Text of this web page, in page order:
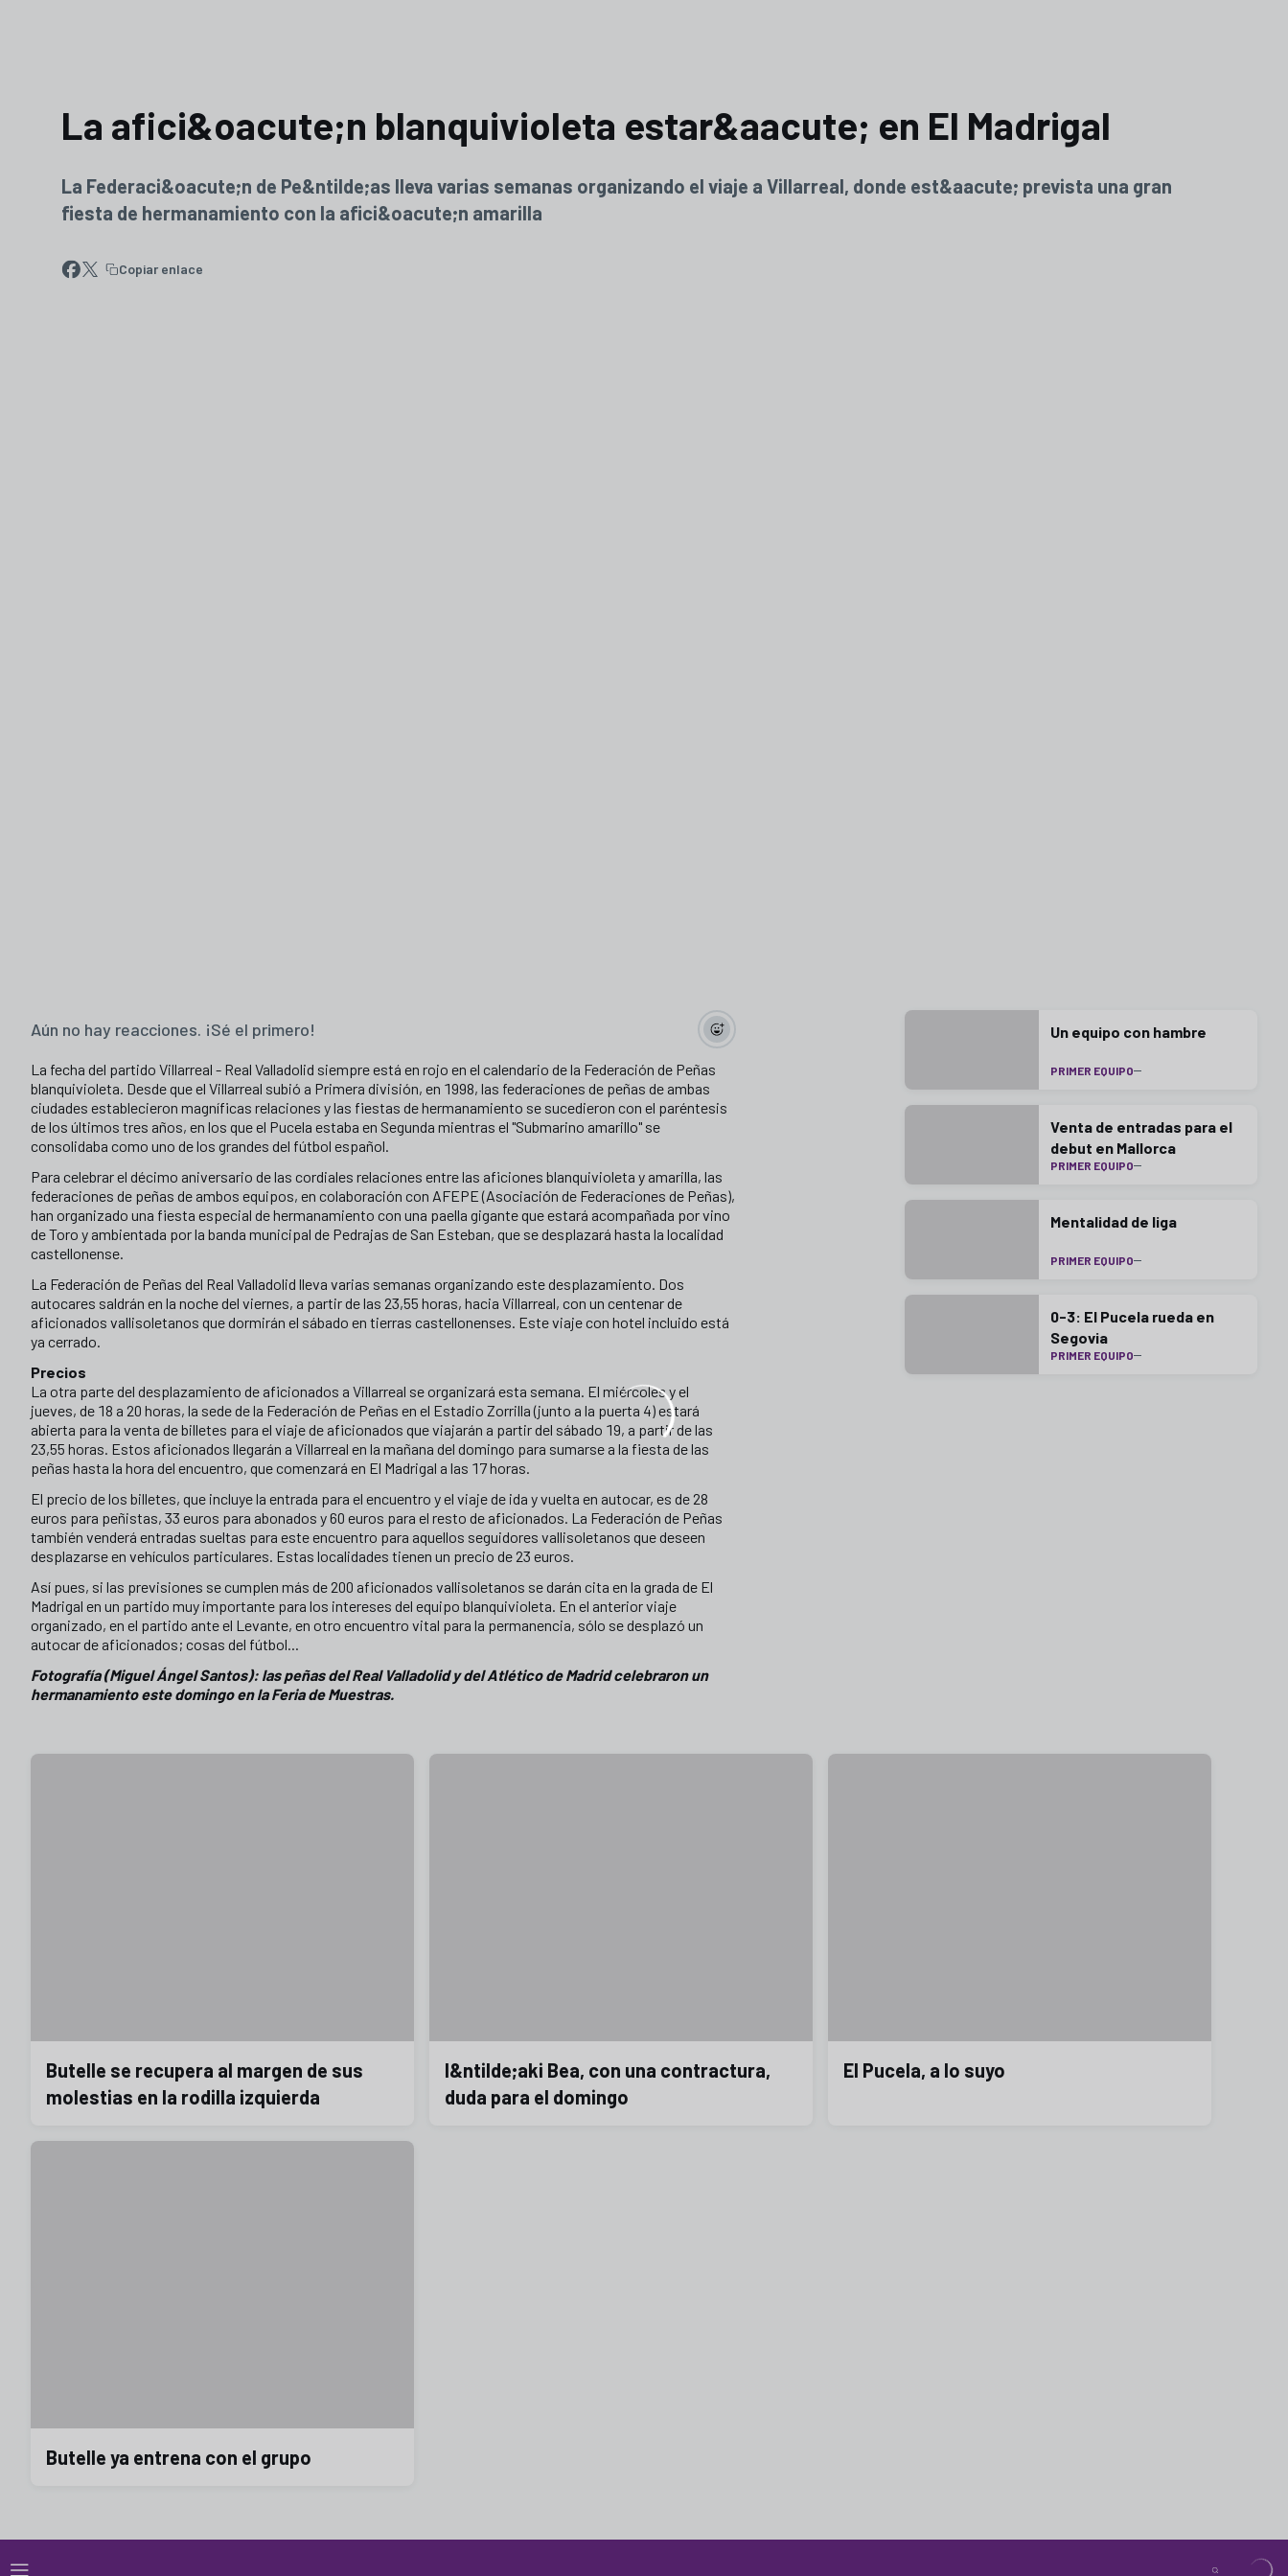
La afici&oacute;n blanquivioleta estar&aacute; en El Madrigal
La Federaci&oacute;n de Pe&ntilde;as lleva varias semanas organizando el viaje a Villarreal, donde est&aacute; prevista una gran
fiesta de hermanamiento con la afici&oacute;n amarilla
Copiar enlace
Aún no hay reacciones. ¡Sé el primero!
La fecha del partido Villarreal - Real Valladolid siempre está en rojo en el calendario de la Federación de Peñas
blanquivioleta. Desde que el Villarreal subió a Primera división, en 1998, las federaciones de peñas de ambas
ciudades establecieron magníficas relaciones y las fiestas de hermanamiento se sucedieron con el paréntesis
de los últimos tres años, en los que el Pucela estaba en Segunda mientras el "Submarino amarillo" se
consolidaba como uno de los grandes del fútbol español.
Para celebrar el décimo aniversario de las cordiales relaciones entre las aficiones blanquivioleta y amarilla, las
federaciones de peñas de ambos equipos, en colaboración con AFEPE (Asociación de Federaciones de Peñas),
han organizado una fiesta especial de hermanamiento con una paella gigante que estará acompañada por vino
de Toro y ambientada por la banda municipal de Pedrajas de San Esteban, que se desplazará hasta la localidad
castellonense.
La Federación de Peñas del Real Valladolid lleva varias semanas organizando este desplazamiento. Dos
autocares saldrán en la noche del viernes, a partir de las 23,55 horas, hacia Villarreal, con un centenar de
aficionados vallisoletanos que dormirán el sábado en tierras castellonenses. Este viaje con hotel incluido está
ya cerrado.
Precios
La otra parte del desplazamiento de aficionados a Villarreal se organizará esta semana. El miércoles y el
jueves, de 18 a 20 horas, la sede de la Federación de Peñas en el Estadio Zorrilla (junto a la puerta 4) estará
abierta para la venta de billetes para el viaje de aficionados que viajarán a partir del sábado 19, a partir de las
23,55 horas. Estos aficionados llegarán a Villarreal en la mañana del domingo para sumarse a la fiesta de las
peñas hasta la hora del encuentro, que comenzará en El Madrigal a las 17 horas.
El precio de los billetes, que incluye la entrada para el encuentro y el viaje de ida y vuelta en autocar, es de 28
euros para peñistas, 33 euros para abonados y 60 euros para el resto de aficionados. La Federación de Peñas
también venderá entradas sueltas para este encuentro para aquellos seguidores vallisoletanos que deseen
desplazarse en vehículos particulares. Estas localidades tienen un precio de 23 euros.
Así pues, si las previsiones se cumplen más de 200 aficionados vallisoletanos se darán cita en la grada de El
Madrigal en un partido muy importante para los intereses del equipo blanquivioleta. En el anterior viaje
organizado, en el partido ante el Levante, en otro encuentro vital para la permanencia, sólo se desplazó un
autocar de aficionados; cosas del fútbol...
Fotografía (Miguel Ángel Santos): las peñas del Real Valladolid y del Atlético de Madrid celebraron un
hermanamiento este domingo en la Feria de Muestras.
Un equipo con hambre
PRIMER EQUIPO
Venta de entradas para el
debut en Mallorca
PRIMER EQUIPO
Mentalidad de liga
PRIMER EQUIPO
0-3: El Pucela rueda en
Segovia
PRIMER EQUIPO
Butelle se recupera al margen de sus
molestias en la rodilla izquierda
I&ntilde;aki Bea, con una contractura,
duda para el domingo
El Pucela, a lo suyo
Butelle ya entrena con el grupo